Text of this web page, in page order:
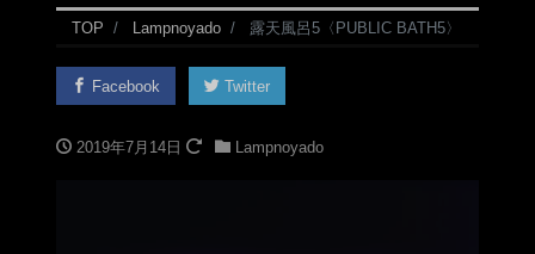
TOP Lampnoyado 露天風呂5〈PUBLIC BATH5〉
Facebook Twitter
2019年7月14日 Lampnoyado